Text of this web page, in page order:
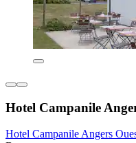
Hotel Campanile
Hotel Campanile Angers